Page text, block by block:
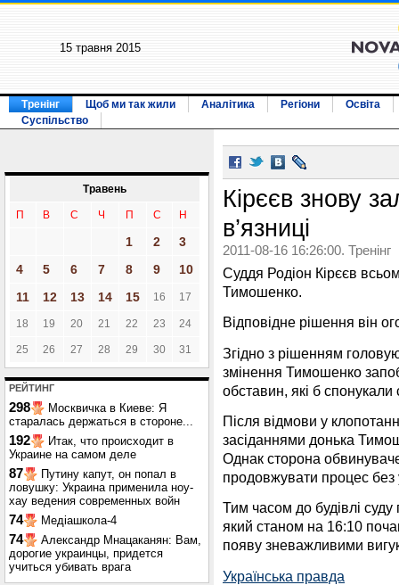
15 травня 2015
Тренінг Щоб ми так жили Аналітика Регіони
Освіта
Суспільство
Травень
П В С Ч П С Н
1 2
3
4
5 6 7 8 9
10
11
12 13 14 15 16 17
18 19 20 21 22 23 24
25 26 27 28 29 30 31
РЕЙТИНГ
298
Москвичка в Киеве: Я
старалась держаться в стороне...
192
Итак, что происходит в
Украине на самом деле
87
Путину капут, он попал в
ловушку: Украина применила ноу-
хау ведения современных войн
74 Медіашкола-4
74
Александр Мнацаканян: Вам,
дорогие украинцы, придется
учиться убивать врага
Кірєєв знову
в’язниці
2011-08-16 16:26:00. Тренінг
Суддя Родіон Кірєєв
Тимошенко.
Відповідне рішення він
Згідно з рішенням
змінення Тимошенко
обставин, які б спонукали
Після відмови у
засіданнями донька
Однак сторона
продовжувати процес без
Тим часом до будівлі
який станом на 16:10
появу зневажливими
Українська правда